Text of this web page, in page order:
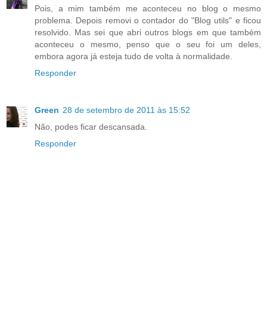
Pois, a mim também me aconteceu no blog o mesmo
problema. Depois removi o contador do "Blog utils" e ficou
resolvido. Mas sei que abri outros blogs em que também
aconteceu o mesmo, penso que o seu foi um deles,
embora agora já esteja tudo de volta à normalidade.
Responder
Green 28 de setembro de 2011 às 15:52
Não, podes ficar descansada.
Responder